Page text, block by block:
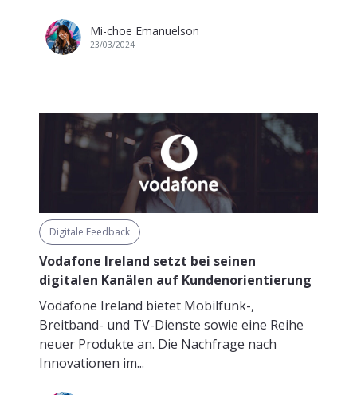
Mi-choe Emanuelson
23/03/2024
Digitale Feedback
Vodafone Ireland setzt bei seinen
digitalen Kanälen auf Kundenorientierung
Vodafone Ireland bietet Mobilfunk-,
Breitband- und TV-Dienste sowie eine Reihe
neuer Produkte an. Die Nachfrage nach
Innovationen im...